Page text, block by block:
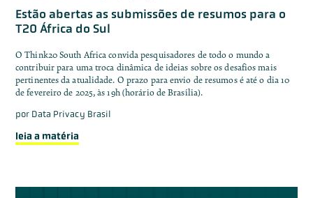
Estão abertas as submissões de resumos para o
T20 África do Sul
O Think20 South Africa convida pesquisadores de todo o mundo a
contribuir para uma troca dinâmica de ideias sobre os desafios mais
pertinentes da atualidade. O prazo para envio de resumos é até o dia 10
de fevereiro de 2025, às 19h (horário de Brasília).
por Data Privacy Brasil
leia a matéria